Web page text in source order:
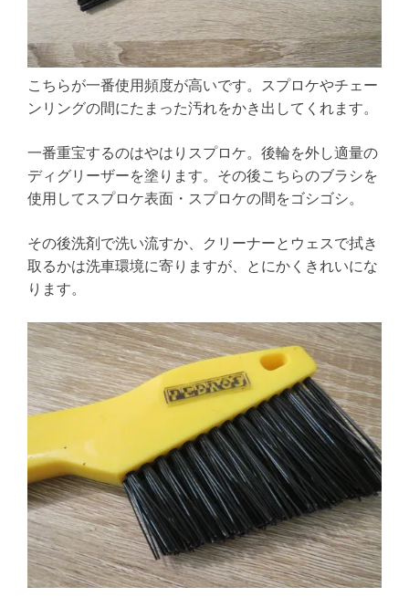
こちらが一番使用頻度が高いです。スプロケやチェー
ンリングの間にたまった汚れをかき出してくれます。
一番重宝するのはやはりスプロケ。後輪を外し適量の
ディグリーザーを塗ります。その後こちらのブラシを
使用してスプロケ表面・スプロケの間をゴシゴシ。
その後洗剤で洗い流すか、クリーナーとウェスで拭き
取るかは洗車環境に寄りますが、とにかくきれいにな
ります。